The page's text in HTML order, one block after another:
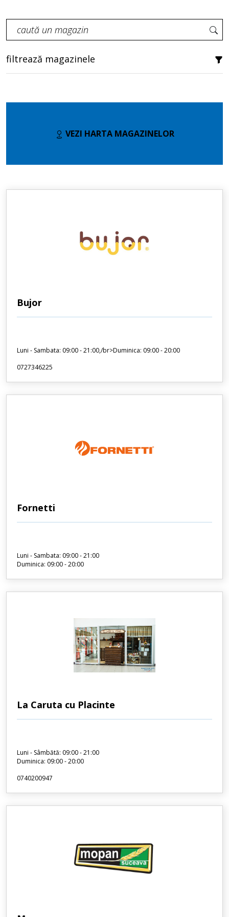
filtrează magazinele
VEZI HARTA MAGAZINELOR
Bujor
Luni - Sambata: 09:00 - 21:00,/br>Duminica: 09:00 - 20:00
0727346225
Fornetti
Luni - Sambata: 09:00 - 21:00
Duminica: 09:00 - 20:00
La Caruta cu Placinte
Luni - Sâmbătă: 09:00 - 21:00
Duminica: 09:00 - 20:00
0740200947